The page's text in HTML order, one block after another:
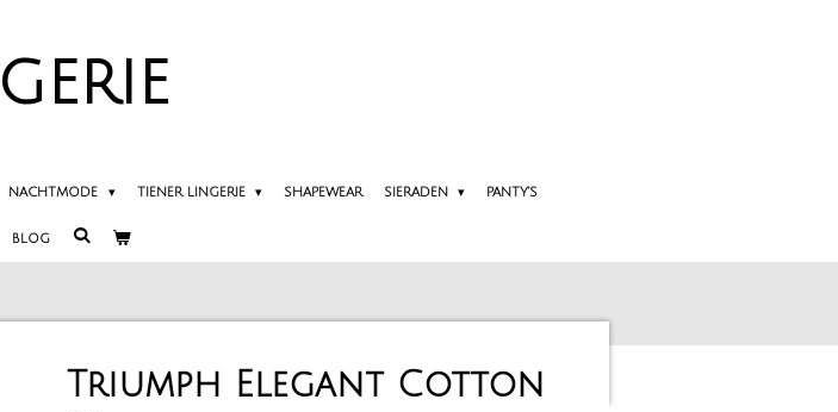
NACHTMODE TIENER LINGERIE SHAPEWEAR SIERADEN PANTY'S
BLOG
Triumph Elegant Cotton